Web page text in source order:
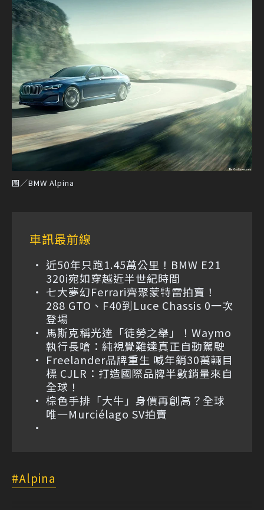
圖／BMW Alpina
車訊最前線
近50年只跑1.45萬公里！BMW E21
320i宛如穿越近半世紀時間
七大夢幻Ferrari齊聚蒙特雷拍賣！
288 GTO、F40到Luce Chassis 0一次
登場
馬斯克稱光達「徒勞之舉」！Waymo
執行長嗆：純視覺難達真正自動駕駛
Freelander品牌重生 喊年銷30萬輛目
標 CJLR：打造國際品牌半數銷量來自
全球！
棕色手排「大牛」身價再創高？全球
唯一Murciélago SV拍賣
Alpina